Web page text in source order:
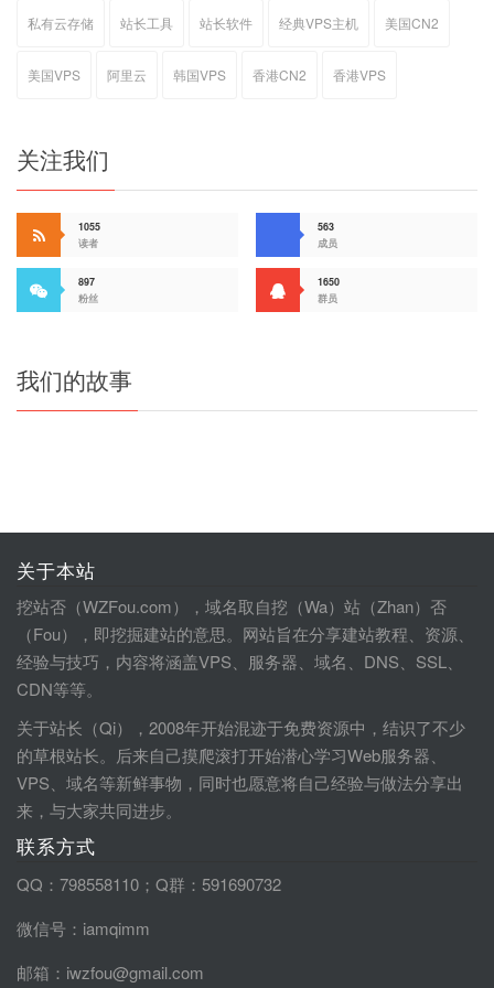
私有云存储 站长工具 站长软件 经典VPS主机 美国CN2
美国VPS 阿里云 韩国VPS 香港CN2 香港VPS
关注我们
1055
读者
563
成员
897
粉丝
1650
群员
我们的故事
关于本站
挖站否（WZFou.com），域名取自挖（Wa）站（Zhan）否
（Fou），即挖掘建站的意思。网站旨在分享建站教程、资源、
经验与技巧，内容将涵盖VPS、服务器、域名、DNS、SSL、
CDN等等。
关于站长（Qi），2008年开始混迹于免费资源中，结识了不少
的草根站长。后来自己摸爬滚打开始潜心学习Web服务器、
VPS、域名等新鲜事物，同时也愿意将自己经验与做法分享出
来，与大家共同进步。
联系方式
QQ：798558110；Q群：591690732
微信号：iamqimm
邮箱：iwzfou@gmail.com